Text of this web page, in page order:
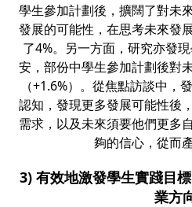
學生參加計劃後，擴闊了對未
發展的可能性，在思考未來發
了4%。另一方面，研究亦發
安，部份中學生參加計劃後對
（+1.6%）。從焦點訪談中，
認知，發現更多發展可能性後
需求，以及未來須要他們更多
夠的信心，從而
3) 有效地激發學生實踐目
業方